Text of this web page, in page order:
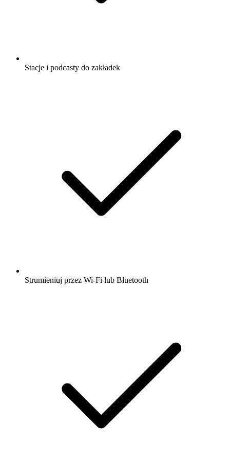
Stacje i podcasty do zakładek
Strumieniuj przez Wi-Fi lub Bluetooth